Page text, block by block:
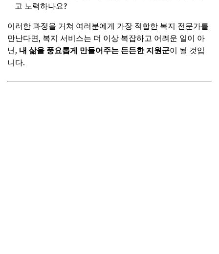
고 노력하나요?
이러한 과정을 거쳐 여러분에게 가장 적합한 복지 전문가를
만난다면, 복지 서비스는 더 이상 복잡하고 어려운 일이 아
닌, 내 삶을 풍요롭게 만들어주는 든든한 지원군이 될 것입
니다.